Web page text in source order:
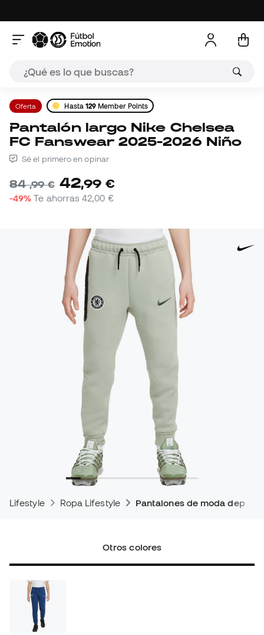
Oferta Hasta 129 Member Points
Pantalón largo Nike Chelsea
FC Fanswear 2025-2026 Niño
Sé el primero en opinar
84,99 € 42,99 €
-49% Te ahorras42,00 €
Lifestyle Ropa Lifestyle Pantalones de moda
Otros colores